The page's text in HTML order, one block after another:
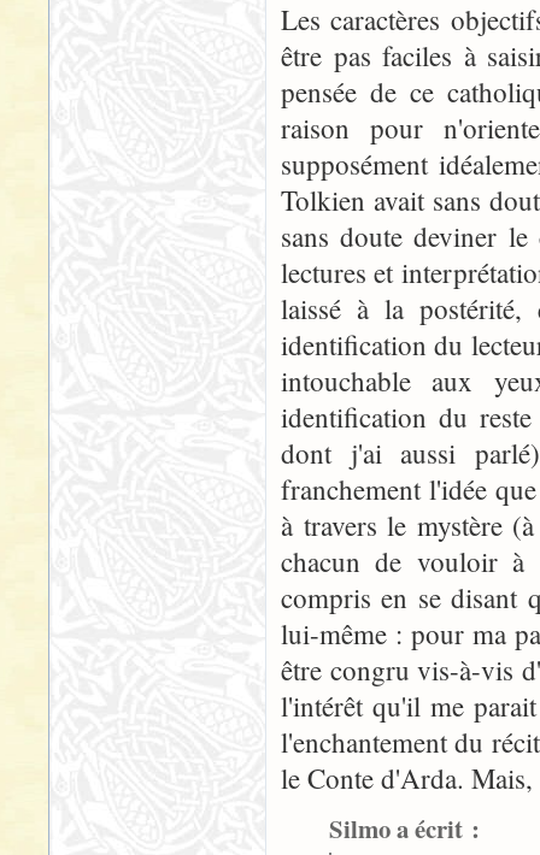
Les caractères
être pas faciles à
pensée de ce
raison pour
supposément
Tolkien avait sans
sans doute deviner
lectures et
laissé à la postérité,
identification du
intouchable aux
identification du
dont j'ai aussi
franchement l'idée
à travers le mystère
chacun de vouloir
compris en se disant
lui-même : pour ma
être congru vis-à-vis
l'intérêt qu'il me
l'enchantement du
le Conte d'Arda. Mais,
Silmo a écrit :